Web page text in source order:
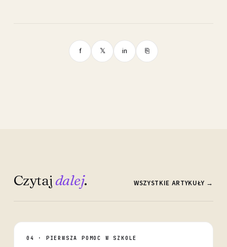
f 𝕏 in ⎘
Czytaj dalej. WSZYSTKIE ARTYKUŁY →
04 · PIERWSZA POMOC W SZKOLE